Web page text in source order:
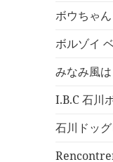
ボウちゃん
ボルゾイ
みなみ風
I.B.C 石川
石川ドッ